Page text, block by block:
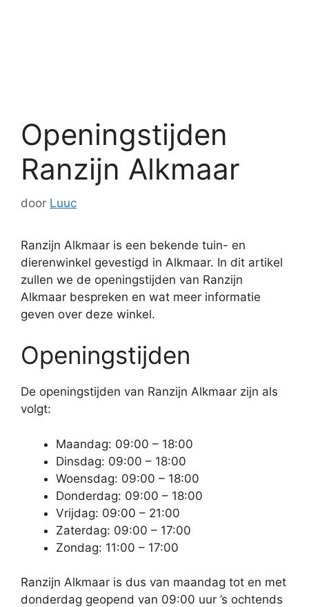
Openingstijden
Ranzijn Alkmaar
door Luuc
Ranzijn Alkmaar is een bekende tuin- en
dierenwinkel gevestigd in Alkmaar. In dit artikel
zullen we de openingstijden van Ranzijn
Alkmaar bespreken en wat meer informatie
geven over deze winkel.
Openingstijden
De openingstijden van Ranzijn Alkmaar zijn als
volgt:
Maandag: 09:00 – 18:00
Dinsdag: 09:00 – 18:00
Woensdag: 09:00 – 18:00
Donderdag: 09:00 – 18:00
Vrijdag: 09:00 – 21:00
Zaterdag: 09:00 – 17:00
Zondag: 11:00 – 17:00
Ranzijn Alkmaar is dus van maandag tot en met
donderdag geopend van 09:00 uur ’s ochtends